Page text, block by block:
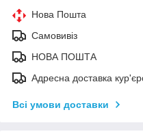
Нова Пошта
Самовивіз
НОВА ПОШТА
Адресна доставка
Всі умови доставки